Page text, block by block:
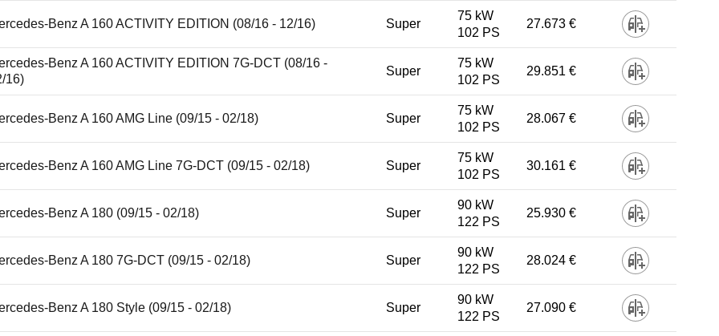
Benz A 160 ACTIVITY EDITION (08/16 - 12/16) Super
75 kW
102 PS
27.673 €
Benz A 160 ACTIVITY EDITION 7G-DCT (08/16 -
16)
Super
75 kW
102 PS
29.851 €
Benz A 160 AMG Line (09/15 - 02/18) Super
75 kW
102 PS
28.067 €
Benz A 160 AMG Line 7G-DCT (09/15 - 02/18) Super
75 kW
102 PS
30.161 €
Benz A 180 (09/15 - 02/18) Super
90 kW
122 PS
25.930 €
Benz A 180 7G-DCT (09/15 - 02/18) Super
90 kW
122 PS
28.024 €
Benz A 180 Style (09/15 - 02/18) Super
90 kW
122 PS
27.090 €